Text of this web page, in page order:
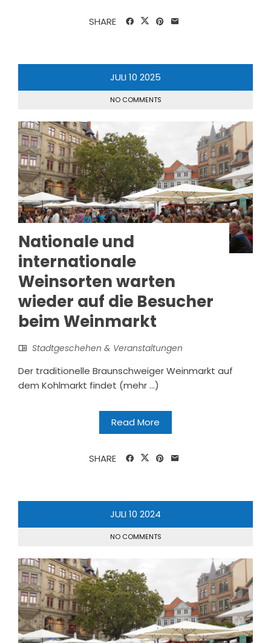
SHARE
JULI10 2025
NO COMMENTS
Nationale und
internationale
Weinsorten warten
wieder auf die Besucher
beim Weinmarkt
Stadtgeschehen & Veranstaltungen
Der traditionelle Braunschweiger Weinmarkt auf
dem Kohlmarkt findet (mehr …)
Read More
SHARE
JULI10 2024
NO COMMENTS